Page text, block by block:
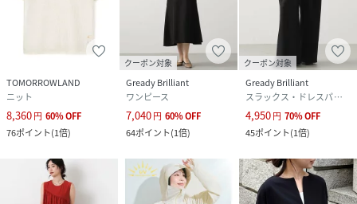
TOMORROWLAND
ニット
8,360円 60%OFF
76ポイント(1倍)
クーポン対象
Gready Brilliant
ワンピース
7,040円 60%OFF
64ポイント(1倍)
クーポン対象
Gready Brilliant
スラックス・ドレスパンツ
4,950円 70%OFF
45ポイント(1倍)